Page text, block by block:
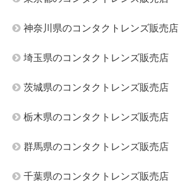
神奈川県のコンタクトレンズ販売店
埼玉県のコンタクトレンズ販売店
茨城県のコンタクトレンズ販売店
栃木県のコンタクトレンズ販売店
群馬県のコンタクトレンズ販売店
千葉県のコンタクトレンズ販売店